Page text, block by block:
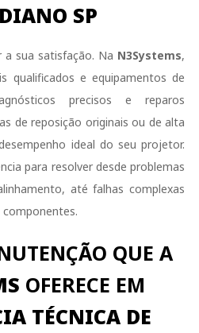
SP
a sua satisfação. Na N3Systems,
qualificados e equipamentos de
precisos e reparos
de reposição originais ou de alta
ideal do seu projetor.
para resolver desde problemas
até falhas complexas
QUE A
OFERECE EM
TÉCNICA DE